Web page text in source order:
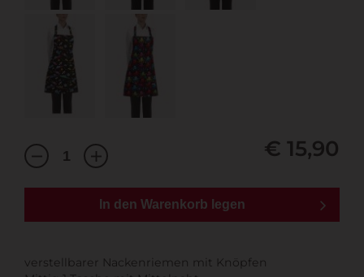
€ 15,90
In den Warenkorb legen
verstellbarer Nackenriemen mit Knöpfen